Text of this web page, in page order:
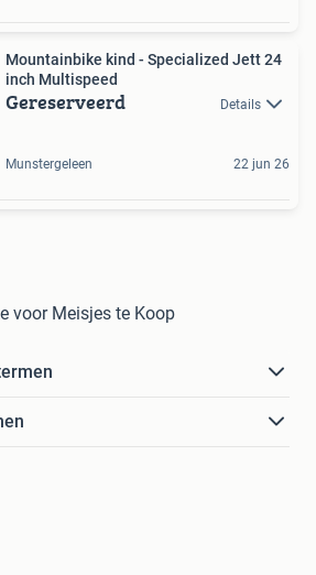
Mountainbike kind - Specialized Jett 24
inch Multispeed
Gereserveerd Details
Munstergeleen 22 jun 26
voor Meisjes te Koop